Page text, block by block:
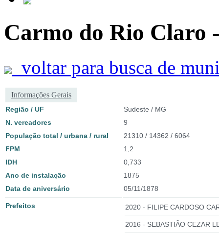
Carmo do Rio Claro
voltar para busca de
Informações Gerais
Região / UF
Sudeste / MG
N. vereadores
9
População total / urbana / rural
21310 / 14362 / 6064
FPM
1,2
IDH
0,733
Ano de instalação
1875
Data de aniversário
05/11/1878
Prefeitos 2020 - FILIPE CARDOSO
2016 - SEBASTIÃO CEZAR